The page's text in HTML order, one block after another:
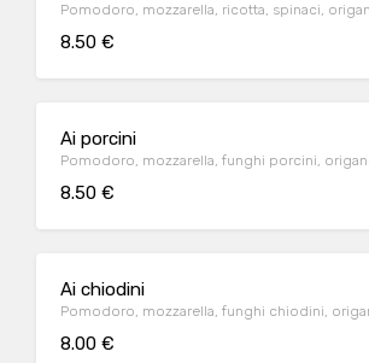
Pomodoro, mozzarella, ricotta, spinaci,
8.50 €
Ai porcini
Pomodoro, mozzarella, funghi porcini,
8.50 €
Ai chiodini
Pomodoro, mozzarella, funghi chiodini,
8.00 €